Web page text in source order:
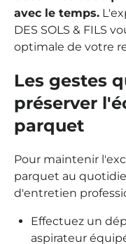
avec le temps.
DES SOLS & FILS
optimale de votre
Les gestes
préserver
parquet
Pour maintenir
parquet au
d'entretien
Effectuez un
aspirateur